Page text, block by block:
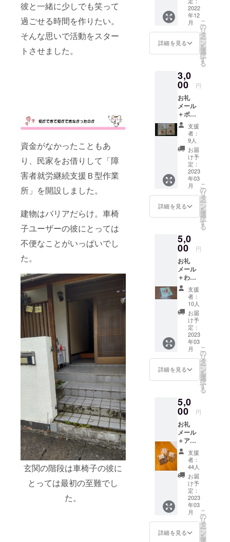
彼と一緒に少しでも笑って
過ごせる時間を作りたい。
そんな思いで活動をスター
トさせました。
資金がなかったこともあ
り、民家をお借りして「障
害者就労継続支援Ｂ型作業
所」を開設しました。
建物はバリアだらけ。車椅
子ユーザーの彼にとっては
不便なことがいっぱいでし
た。
玄関の階段は車椅子の彼に
とっては最初の至難でし
た。
2022
年12
月
詳細を見る
こ
の
リ
タ
ー
ン
を
選
択
す
る
3,0
00 円
お礼
メール
＋ポス
トカー
ド（1
枚）※ポ
スト
カード
はラン
ダムに
お届け
しま
す。
支援
者：
9人
お届
け予
定：
2023
年03
月
詳細を見る
こ
の
リ
タ
ー
ン
を
選
択
す
る
5,0
00 円
お礼
メール
＋わ音
CD「利
他」1枚
ＣＤ挿
入曲(わ
音オリ
ジナル
曲） ①
喜ぶ門
から福
が来た
②ａｋ
ａｒｉ
③うた
いつも
の朝 ⑤
笑顔の
つぼみ
支援
者：
10人
お届
け予
定：
2023
年03
月
詳細を見る
こ
の
リ
タ
ー
ン
を
選
択
す
る
5,0
00 円
お礼
メール
＋アル
ボッ
チョ焼
き菓子
（し
お・コ
コア・
プレー
ンの3点
セッ
ト） 梱
包サイ
ズ：９
支援
者：
44人
お届
け予
定：
2023
年03
月
詳細を見る
こ
の
リ
タ
ー
ン
を